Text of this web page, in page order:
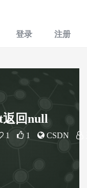
登录
注册
返回null
1 1 CSDN